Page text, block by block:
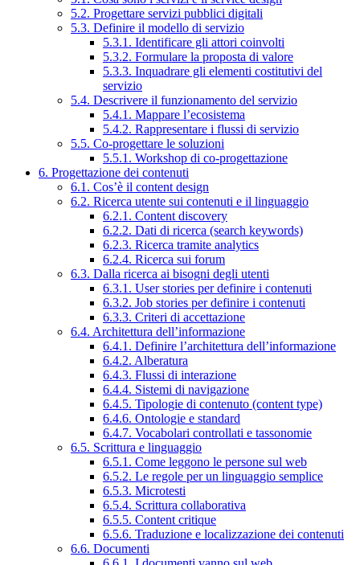
5.2. Progettare servizi pubblici digitali
5.3. Definire il modello di servizio
5.3.1. Identificare gli attori coinvolti
5.3.2. Formulare la proposta di valore
5.3.3. Inquadrare gli elementi costitutivi del
servizio
5.4. Descrivere il funzionamento del servizio
5.4.1. Mappare l’ecosistema
5.4.2. Rappresentare i flussi di servizio
5.5. Co-progettare le soluzioni
5.5.1. Workshop di co-progettazione
6. Progettazione dei contenuti
6.1. Cos’è il content design
6.2. Ricerca utente sui contenuti e il linguaggio
6.2.1. Content discovery
6.2.2. Dati di ricerca (search keywords)
6.2.3. Ricerca tramite analytics
6.2.4. Ricerca sui forum
6.3. Dalla ricerca ai bisogni degli utenti
6.3.1. User stories per definire i contenuti
6.3.2. Job stories per definire i contenuti
6.3.3. Criteri di accettazione
6.4. Architettura dell’informazione
6.4.1. Definire l’architettura dell’informazione
6.4.2. Alberatura
6.4.3. Flussi di interazione
6.4.4. Sistemi di navigazione
6.4.5. Tipologie di contenuto (content type)
6.4.6. Ontologie e standard
6.4.7. Vocabolari controllati e tassonomie
6.5. Scrittura e linguaggio
6.5.1. Come leggono le persone sul web
6.5.2. Le regole per un linguaggio semplice
6.5.3. Microtesti
6.5.4. Scrittura collaborativa
6.5.5. Content critique
6.5.6. Traduzione e localizzazione dei contenuti
6.6. Documenti